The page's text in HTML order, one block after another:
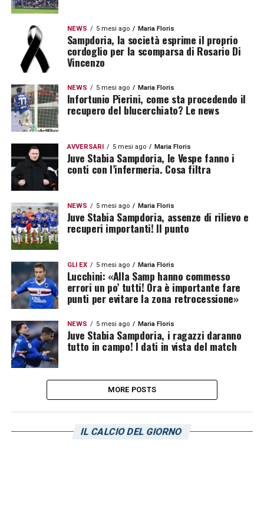
NEWS 5 mesi ago Maria Floris
Sampdoria, la società esprime il proprio
cordoglio per la scomparsa di Rosario Di
Vincenzo
NEWS 5 mesi ago Maria Floris
Infortunio Pierini, come sta procedendo il
recupero del blucerchiato? Le news
AVVERSARI 5 mesi ago Maria Floris
Juve Stabia Sampdoria, le Vespe fanno i
conti con l’infermeria. Cosa filtra
NEWS 5 mesi ago Maria Floris
Juve Stabia Sampdoria, assenze di rilievo e
recuperi importanti! Il punto
GLI EX 5 mesi ago Maria Floris
Lucchini: «Alla Samp hanno commesso
errori un po’ tutti! Ora è importante fare
punti per evitare la zona retrocessione»
NEWS 5 mesi ago Maria Floris
Juve Stabia Sampdoria, i ragazzi daranno
tutto in campo! I dati in vista del match
MORE POSTS
IL CALCIO DEL GIORNO